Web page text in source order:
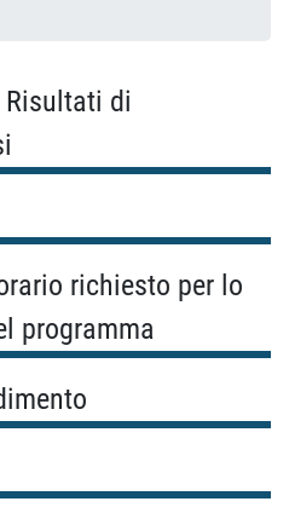
Risultati di
richiesto per lo
programma